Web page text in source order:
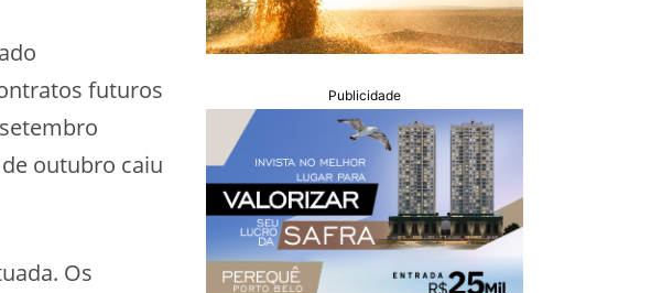
futuros
outubro caiu
Os
Publicidade